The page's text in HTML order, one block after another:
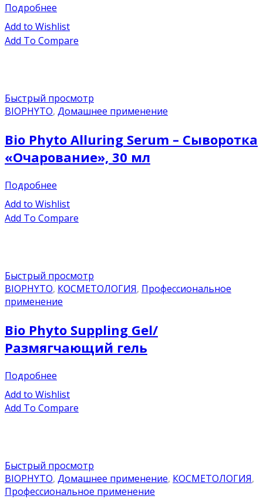
Подробнее
Add to Wishlist
Add To Compare
Быстрый просмотр
BIOPHYTO, Домашнее применение
Bio Phyto Alluring Serum – Сыворотка
«Очарование», 30 мл
Подробнее
Add to Wishlist
Add To Compare
Быстрый просмотр
BIOPHYTO, КОСМЕТОЛОГИЯ, Профессиональное
применение
Bio Phyto Suppling Gel/
Размягчающий гель
Подробнее
Add to Wishlist
Add To Compare
Быстрый просмотр
BIOPHYTO, Домашнее применение, КОСМЕТОЛОГИЯ,
Профессиональное применение